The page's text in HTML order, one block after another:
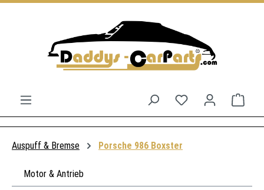
Du hast 0
Auspuff & Bremse Porsche 986 Boxster
Motor & Antrieb